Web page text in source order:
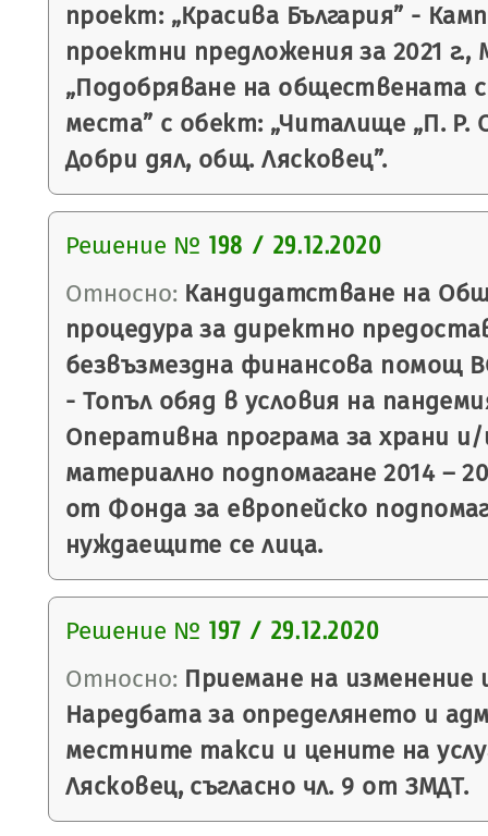
проект: „Красива България” -
проектни предложения за 2021 г.,
„Подобряване на обществената
места” с обект: „Читалище „П. Р.
Добри дял, общ. Лясковец”.
Решение № 198 / 29.12.2020
Относно: Кандидатстване на
процедура за директно
безвъзмездна финансова помощ
- Топъл обяд в условия на
Оперативна програма за храни
материално подпомагане 2014 –
от Фонда за европейско
нуждаещите се лица.
Решение № 197 / 29.12.2020
Относно: Приемане на изменение
Наредбата за определянето и
местните такси и цените на
Лясковец, съгласно чл. 9 от ЗМДТ.